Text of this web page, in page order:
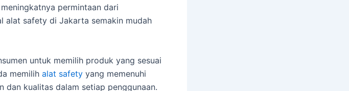
permintaan dari
alat safety di Jakarta semakin mudah
untuk memilih produk yang sesuai
memilih alat safety yang memenuhi
dan kualitas dalam setiap penggunaan.